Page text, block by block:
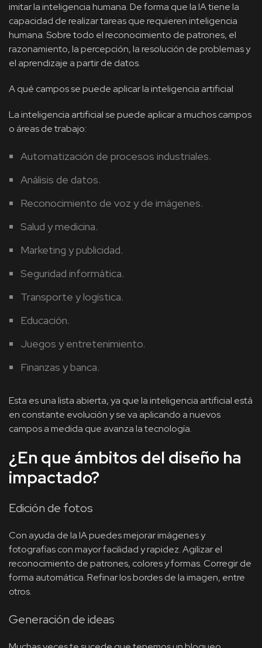
imitar la inteligencia humana. De forma que la IA tiene la
capacidad de realizar tareas que requieren inteligencia
humana. Sobre todo el reconocimiento de patrones, el
razonamiento, la percepción, la resolución de problemas y
el aprendizaje a partir de datos.
A qué campos se puede aplicar la inteligencia artificial
La inteligencia artificial se puede aplicar a muchos campos
o áreas de trabajo:
Automatización de procesos industriales.
Análisis de datos.
Reconocimiento de voz y de imágenes.
Salud y medicina.
Marketing y publicidad.
Seguridad informática.
Transporte y logística.
Educación.
Juegos y entretenimiento.
Finanzas y banca.
Esta es una lista abierta, ya que la inteligencia artificial está
en constante evolución y se va aplicando a nuevos
campos a medida que avanza la tecnología.
¿En que ámbitos del diseño ha
impactado?
Edición de fotos
Con ayuda de la IA puedes mejorar imágenes y
fotografías con mayor facilidad y rapidez. Agilizar el
reconocimiento de patrones, colores y formas. Corregir de
forma automática. Refinar los bordes de la imagen, entre
otros.
Generación de ideas